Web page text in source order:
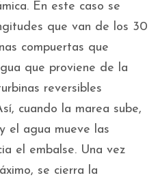
En este caso se
que van de los 30
compuertas que
que proviene de la
reversibles
cuando la marea sube,
el agua mueve las
el embalse. Una vez
se cierra la